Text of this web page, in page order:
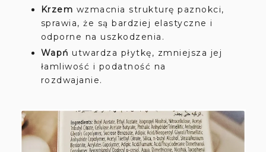
Krzem wzmacnia strukturę paznokci,
sprawia, że są bardziej elastyczne i
odporne na uszkodzenia.
Wapń utwardza płytkę, zmniejsza jej
łamliwość i podatność na
rozdwajanie.